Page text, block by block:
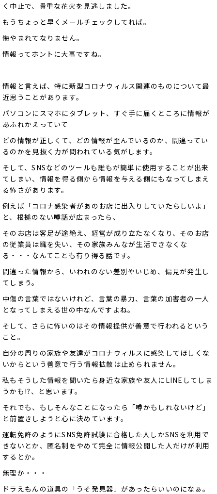
く中止で、貴重な花火を見逃しました。
もうちょっと早くメールチェックしてれば。
悔やまれてなりません。
情報ってホントに大事ですね。
情報と言えば、特に新型コロナウィルス関連のものについて最
近思うことがあります。
パソコンにスマホにタブレット、すぐ手に届くところに情報が
あふれかえっていて
どの情報が正しくて、どの情報が歪んでいるのか、間違ってい
るのかを見抜く力が問われている気がします。
そして、SNSなどのツールも誰もが簡単に使用することが出来
てしまい、情報を得る側から情報を与える側にもなってしまえ
る怖さがあります。
例えば「コロナ感染者があのお店に出入りしていたらしいよ」
と、根拠のない噂話が広まったら、
そのお店は客足が途絶え、経営が成り立たなくなり、そのお店
の従業員は職を失い、その家族みんなが生活できなくな
る・・・なんてことも有り得る話です。
間違った情報から、いわれのない差別やいじめ、偏見が発生し
てしまう。
中傷の言葉ではないけれど、言葉の暴力、言葉の加害者の一人
となってしまえる世の中なんですよね。
そして、さらに怖いのはその情報提供が善意で行われるという
こと。
自分の周りの家族や友達がコロナウィルスに感染してほしくな
いからという善意で行う情報拡散は止められません。
私もそうした情報を聞いたら身近な家族や友人にLINEしてしま
うかも!?、と思います。
それでも、もしそんなことになったら「噂かもしれないけど」
と前置きしようと心に決めています。
運転免許のようにSNS免許試験に合格した人しかSNSを利用で
きないとか、匿名制をやめて完全に情報公開した人だけが利用
するとか。
無理か・・・
ドラえもんの道具の「うそ発見器」があったらいいのになぁ。